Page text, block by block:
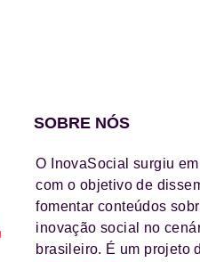
SOBRE NÓS
O InovaSocial surgiu
com o objetivo de
fomentar conteúdos
inovação social no
brasileiro. É um projeto